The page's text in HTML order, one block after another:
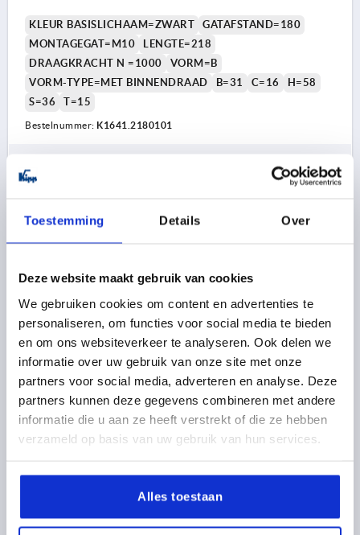
Toestemming Details Over
Deze website maakt gebruik van cookies
We gebruiken cookies om content en advertenties te
personaliseren, om functies voor social media te bieden
en om ons websiteverkeer te analyseren. Ook delen we
informatie over uw gebruik van onze site met onze
partners voor social media, adverteren en analyse. Deze
partners kunnen deze gegevens combineren met andere
informatie die u aan ze heeft verstrekt of die ze hebben
verzameld op basis van uw gebruik van hun services.
Alles toestaan
KLEUR BASISLICHAAM=ZWART
GATAFSTAND=180
MONTAGEGAT=M10
LENGTE=218
DRAAGKRACHT N =1000
VORM=B
VORM-TYPE=MET BINNENDRAAD
B=31 C=16
H=58
S=36
T=15
Bestelnummer: K1641.2180101
24,59 €
excl. BTW
DETAILS
BEUGELGREEP, VORM:B MET BINNENDRAAD, A=100,
L=122, D=M05, ALUMINIUM ZILVER
KLEUR BASISLICHAAM=ZILVER
GATAFSTAND=100
MONTAGEGAT=M5
LENGTE=122
VORM-TYPE=MET BINNENDRAAD
B=17 C=9,5
H=33
Bestelnummer:K1641.2100053